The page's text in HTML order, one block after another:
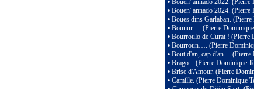
• Bouen' annado 2022.
• Bouen' annado 2024.
• Boues dins Garlaban.
• Bounur..... (Pierre
• Bourroulo de Curat ! (Pierre
• Bourroun…. (Pierre
• Bout d'an, cap d'an....
• Brago... (Pierre Dominique
• Brise d'Amour. (Pierre
• Camille. (Pierre Dominique